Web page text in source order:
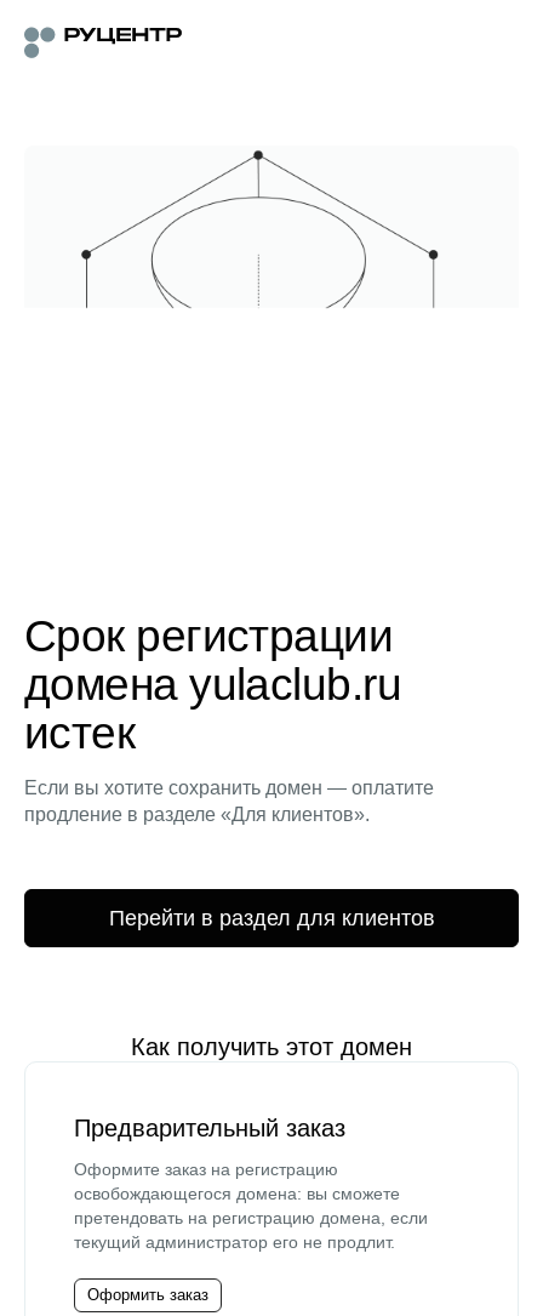
Срок регистрации
домена yulaclub.ru
истек
Если вы хотите сохранить домен — оплатите
продление в разделе «Для клиентов».
Перейти в раздел для клиентов
Как получить этот домен
Предварительный заказ
Оформите заказ на регистрацию
освобождающегося домена: вы сможете
претендовать на регистрацию домена, если
текущий администратор его не продлит.
Оформить заказ